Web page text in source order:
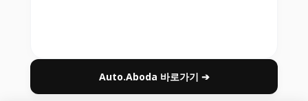
Auto.Aboda 바로가기 ➔